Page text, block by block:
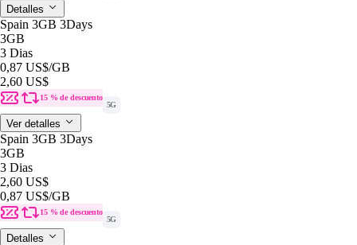
Detalles
Spain 3GB 3Days
3GB
3 Dias
0,87 US$/GB
2,60 US$
15 % de descuento
5G
Ver detalles
Spain 3GB 3Days
3GB
3 Dias
2,60 US$
0,87 US$/GB
15 % de descuento
5G
Detalles